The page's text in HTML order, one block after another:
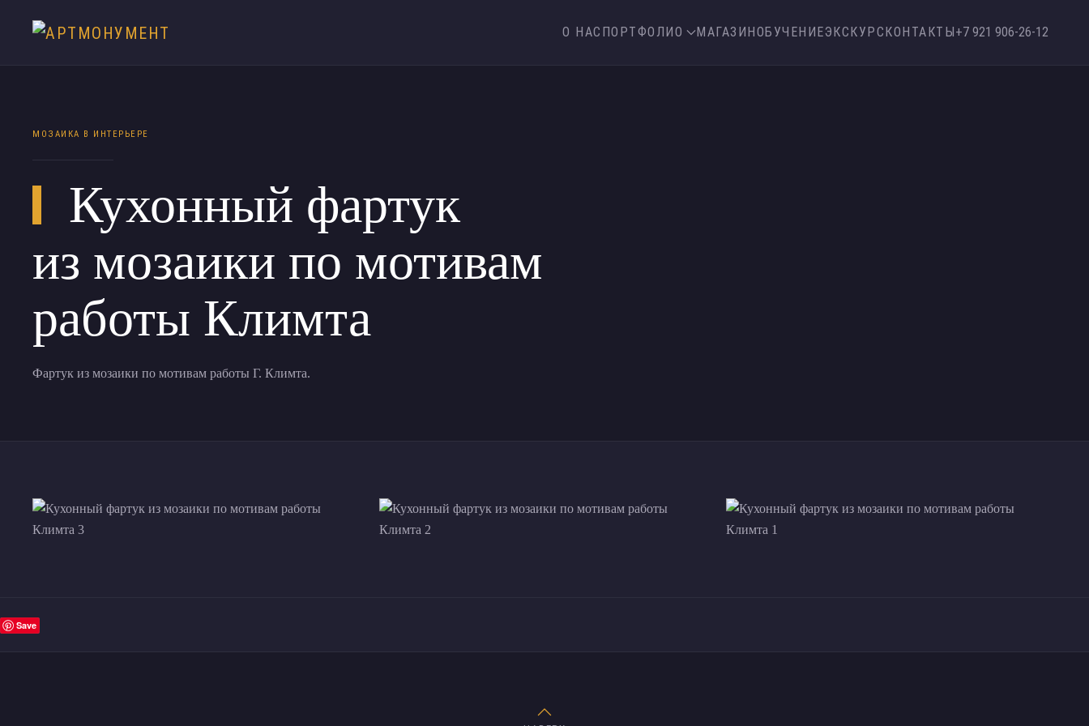
О НАС ПОРТФОЛИО МАГАЗИНОБУЧЕНИЕЭКСКУРСКОНТАКТЫ+7 921 906-26-12
МОЗАИКА В ИНТЕРЬЕРЕ
Кухонный фартук
из мозаики по мотивам
работы Климта
Фартук из мозаики по мотивам работы Г. Климта.
Save